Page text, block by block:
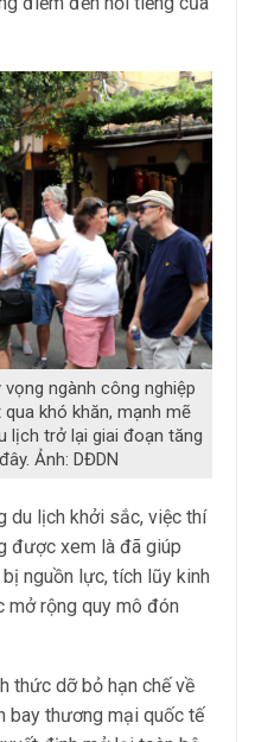
ngành công nghiệp
khó khăn, mạnh mẽ
lịch trở lại giai đoạn tăng
Ảnh: DĐDN
du lịch khởi sắc, việc thí
được xem là đã giúp
nguồn lực, tích lũy kinh
mở rộng quy mô đón
thức dỡ bỏ hạn chế về
bay thương mại quốc tế